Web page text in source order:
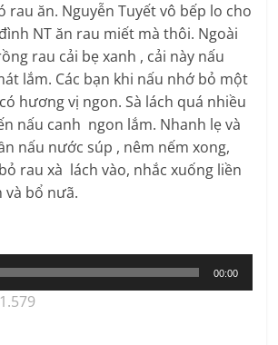
rau ăn. Nguyễn Tuyết vô bếp lo cho
NT ăn rau miết mà thôi. Ngoài
rau cải bẹ xanh , cải này nấu
lắm. Các bạn khi nấu nhớ bỏ một
hương vị ngon. Sà lách quá nhiều
nấu canh ngon lắm. Nhanh lẹ và
nấu nước súp , nêm nếm xong,
rau xà lách vào, nhắc xuống liền
và bổ nưã.
00:00
1.579